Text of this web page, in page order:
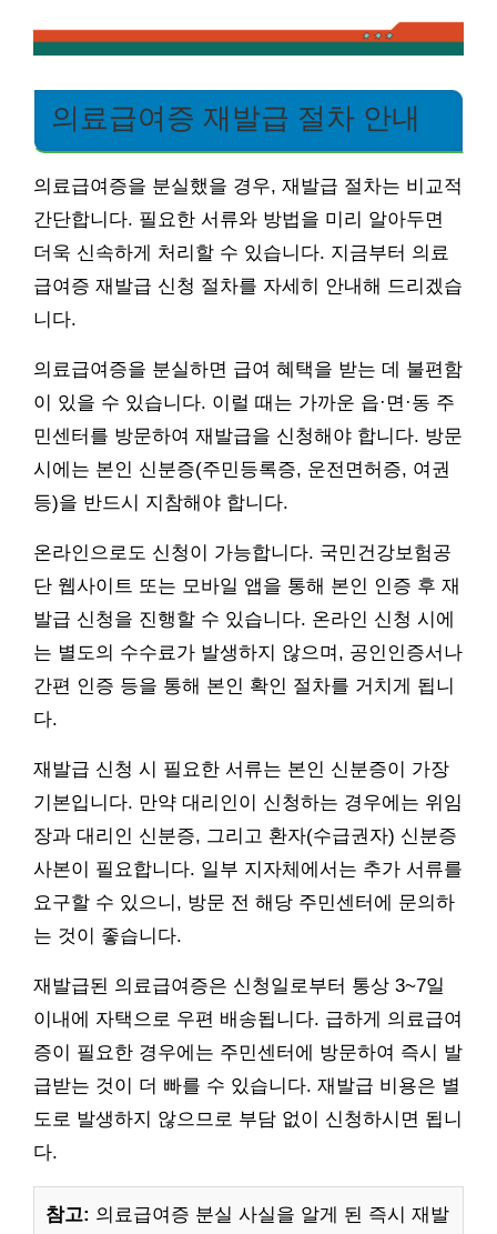
의료급여증 재발급 절차 안내
의료급여증을 분실했을 경우, 재발급 절차는 비교적
간단합니다. 필요한 서류와 방법을 미리 알아두면
더욱 신속하게 처리할 수 있습니다. 지금부터 의료
급여증 재발급 신청 절차를 자세히 안내해 드리겠습
니다.
의료급여증을 분실하면 급여 혜택을 받는 데 불편함
이 있을 수 있습니다. 이럴 때는 가까운 읍·면·동 주
민센터를 방문하여 재발급을 신청해야 합니다. 방문
시에는 본인 신분증(주민등록증, 운전면허증, 여권
등)을 반드시 지참해야 합니다.
온라인으로도 신청이 가능합니다. 국민건강보험공
단 웹사이트 또는 모바일 앱을 통해 본인 인증 후 재
발급 신청을 진행할 수 있습니다. 온라인 신청 시에
는 별도의 수수료가 발생하지 않으며, 공인인증서나
간편 인증 등을 통해 본인 확인 절차를 거치게 됩니
다.
재발급 신청 시 필요한 서류는 본인 신분증이 가장
기본입니다. 만약 대리인이 신청하는 경우에는 위임
장과 대리인 신분증, 그리고 환자(수급권자) 신분증
사본이 필요합니다. 일부 지자체에서는 추가 서류를
요구할 수 있으니, 방문 전 해당 주민센터에 문의하
는 것이 좋습니다.
재발급된 의료급여증은 신청일로부터 통상 3~7일
이내에 자택으로 우편 배송됩니다. 급하게 의료급여
증이 필요한 경우에는 주민센터에 방문하여 즉시 발
급받는 것이 더 빠를 수 있습니다. 재발급 비용은 별
도로 발생하지 않으므로 부담 없이 신청하시면 됩니
다.
참고: 의료급여증 분실 사실을 알게 된 즉시 재발